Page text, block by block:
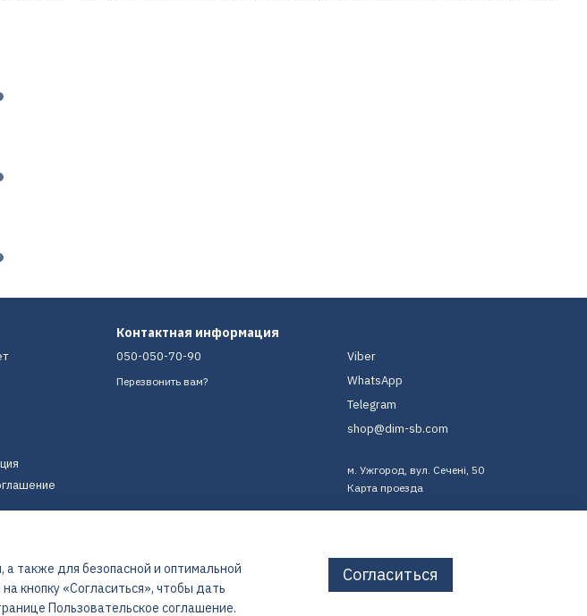
Контактная информация
050-050-70-90
Перезвонить вам?
Viber
WhatsApp
Telegram
shop@dim-sb.com
м. Ужгород, вул. Сечені, 50
Карта проезда
также для безопасной и оптимальной
кнопку «Согласиться», чтобы дать
Пользовательское соглашение.
Согласиться